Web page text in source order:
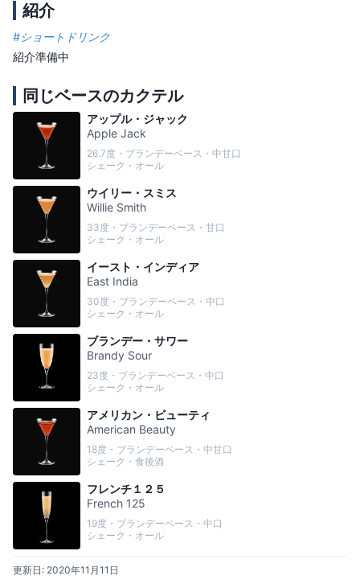
紹介
#ショートドリンク
紹介準備中
同じベースのカクテル
アップル・ジャック
Apple Jack
26.7度・ブランデーベース・中甘口
シェーク・オール
ウイリー・スミス
Willie Smith
33度・ブランデーベース・甘口
シェーク・オール
イースト・インディア
East India
30度・ブランデーベース・中口
シェーク・オール
ブランデー・サワー
Brandy Sour
23度・ブランデーベース・中口
シェーク・オール
アメリカン・ビューティ
American Beauty
18度・ブランデーベース・中甘口
シェーク・食後酒
フレンチ１２５
French 125
19度・ブランデーベース・中口
シェーク・オール
更新日: 2020年11月11日